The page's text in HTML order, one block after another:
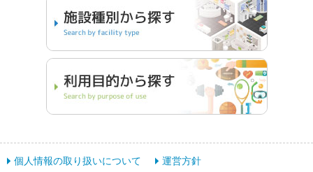
個人情報の取り扱いについて 運営方針